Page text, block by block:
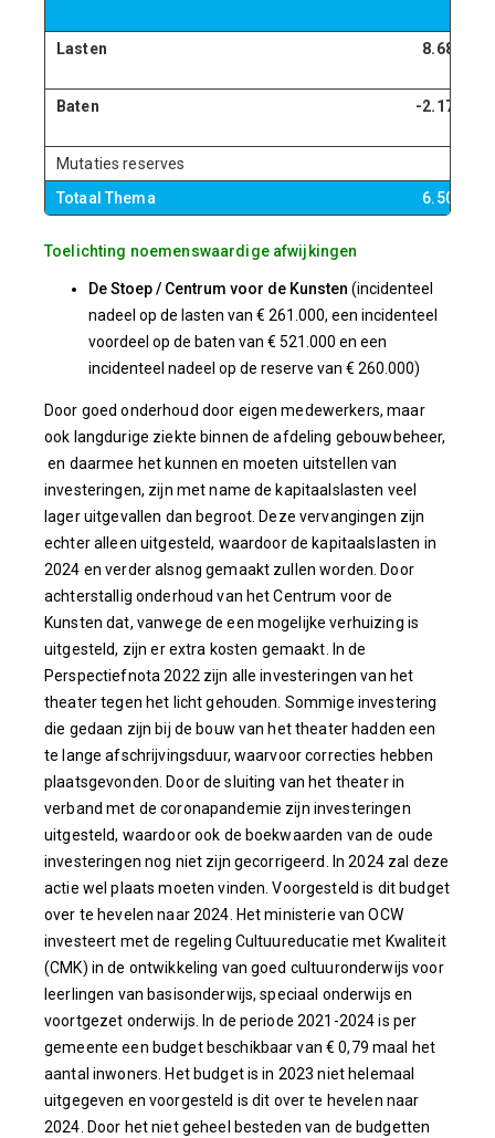
Lasten
8.681
Baten -2.174
Mutaties reserves
Totaal Thema
6.506
Toelichting noemenswaardige afwijkingen
De Stoep / Centrum voor de Kunsten (incidenteel
nadeel op de lasten van € 261.000, een incidenteel
voordeel op de baten van € 521.000 en een
incidenteel nadeel op de reserve van € 260.000)
Door goed onderhoud door eigen medewerkers, maar
ook langdurige ziekte binnen de afdeling gebouwbeheer,
en daarmee het kunnen en moeten uitstellen van
investeringen, zijn met name de kapitaalslasten veel
lager uitgevallen dan begroot. Deze vervangingen zijn
echter alleen uitgesteld, waardoor de kapitaalslasten in
2024 en verder alsnog gemaakt zullen worden. Door
achterstallig onderhoud van het Centrum voor de
Kunsten dat, vanwege de een mogelijke verhuizing is
uitgesteld, zijn er extra kosten gemaakt. In de
Perspectiefnota 2022 zijn alle investeringen van het
theater tegen het licht gehouden. Sommige investering
die gedaan zijn bij de bouw van het theater hadden een
te lange afschrijvingsduur, waarvoor correcties hebben
plaatsgevonden. Door de sluiting van het theater in
verband met de coronapandemie zijn investeringen
uitgesteld, waardoor ook de boekwaarden van de oude
investeringen nog niet zijn gecorrigeerd. In 2024 zal deze
actie wel plaats moeten vinden. Voorgesteld is dit budget
over te hevelen naar 2024. Het ministerie van OCW
investeert met de regeling Cultuureducatie met Kwaliteit
(CMK) in de ontwikkeling van goed cultuuronderwijs voor
leerlingen van basisonderwijs, speciaal onderwijs en
voortgezet onderwijs. In de periode 2021-2024 is per
gemeente een budget beschikbaar van € 0,79 maal het
aantal inwoners. Het budget is in 2023 niet helemaal
uitgegeven en voorgesteld is dit over te hevelen naar
2024. Door het niet geheel besteden van de budgetten